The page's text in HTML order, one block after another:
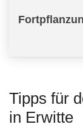
Tipps für
in Erwitte